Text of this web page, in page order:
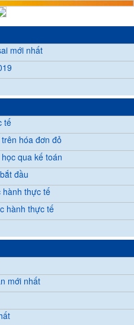
mới nhất
tế
hóa đơn đỏ
qua kế toán
đầu
hành thực tế
hành thực tế
mới nhất